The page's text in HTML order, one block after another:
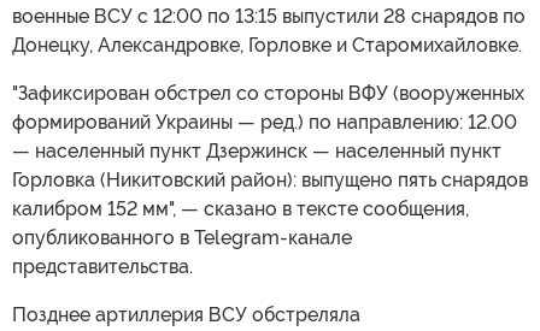
военные ВСУ с 12:00 по 13:15 выпустили 28 снарядов по
Донецку, Александровке, Горловке и Старомихайловке.
"Зафиксирован обстрел со стороны ВФУ (вооруженных
формирований Украины — ред.) по направлению: 12.00
— населенный пункт Дзержинск — населенный пункт
Горловка (Никитовский район): выпущено пять снарядов
калибром 152 мм", — сказано в тексте сообщения,
опубликованного в Telegram-канале
представительства.
Позднее артиллерия ВСУ обстреляла